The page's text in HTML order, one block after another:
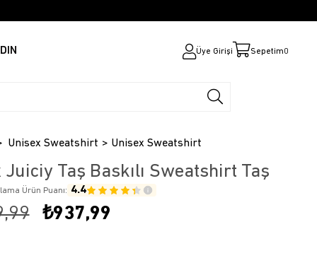
Üye Girişi Sepetim0
Unisex Sweatshirt Unisex Sweatshirt
Juiciy Taş Baskılı Sweatshirt Taş
Ürün Puanı: 4.4
₺937,99